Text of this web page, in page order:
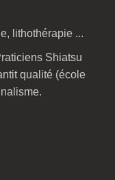
lithothérapie ...
Shiatsu
qualité (école